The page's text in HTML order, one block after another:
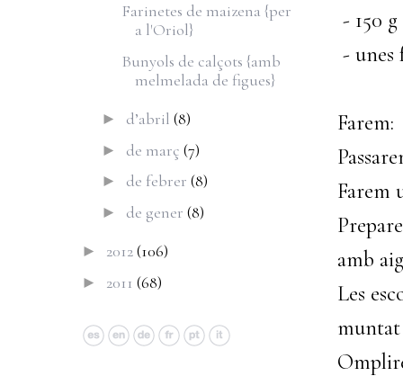
- 150
- unes
Farem:
Farem
amb
Les
muntat
Farinetes de maizena {per
a l'Oriol}
Bunyols de calçots {amb
melmelada de figues}
► d’abril (8)
► de març (7)
► de febrer (8)
► de gener (8)
► 2012(106)
► 2011 (68)